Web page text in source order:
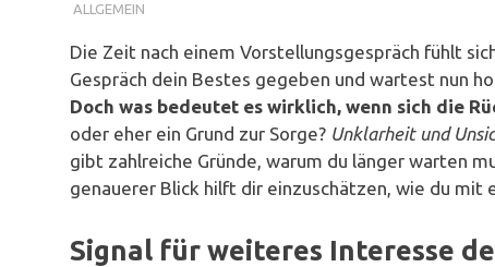
ALLGEMEIN
Die Zeit nach einem Vorstellungsgespräch fühlt
Gespräch dein Bestes gegeben und wartest nun
Doch was bedeutet es wirklich, wenn sich die
oder eher ein Grund zur Sorge? Unklarheit und
gibt zahlreiche Gründe, warum du länger warten
genauerer Blick hilft dir einzuschätzen, wie du
Signal für weiteres Interesse